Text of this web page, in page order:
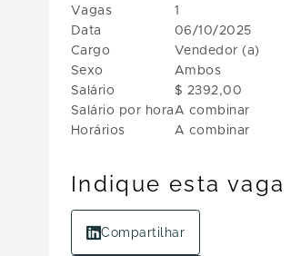
Vagas
Data
Cargo
Sexo
Salário
Salário por hora
Horários
1
06/10/2025
Vendedor (a)
Ambos
$ 2392,00
A combinar
A combinar
Indique esta vaga
Compartilhar